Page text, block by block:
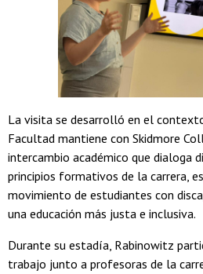
La visita se desarrolló en el
Facultad mantiene con Skidmore
intercambio académico que dialoga
principios formativos de la carrera,
movimiento de estudiantes con
una educación más justa e inclusiva.
Durante su estadía, Rabinowitz
trabajo junto a profesoras de la